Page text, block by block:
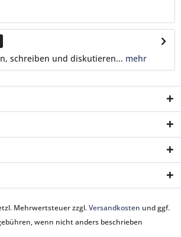
schreiben und diskutieren... mehr
Mehrwertsteuer zzgl.Versandkosten und ggf.
wenn nicht anders beschrieben